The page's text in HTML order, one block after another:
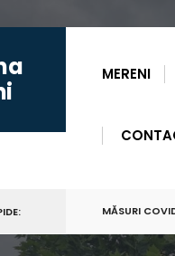
MERENI
MĂSURI